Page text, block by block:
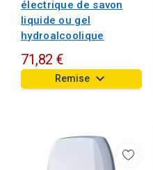
électrique de savon
liquide ou gel
hydroalcoolique
71,82 €
Remise keyboard_arrow_down